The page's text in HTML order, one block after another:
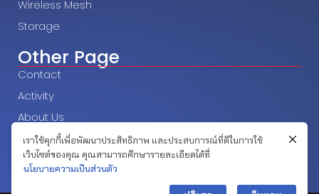
Wireless Mesh
Storage
Other Page
Contact
Activity
About Us
Career
เราใช้คุกกี้เพื่อพัฒนาประสิทธิภาพ และประสบการณ์ที่ดีในการใช้
เว็บไซต์ของคุณ คุณสามารถศึกษารายละเอียดได้ที่
นโยบายความเป็นส่วนตัว